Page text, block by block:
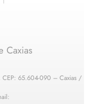
Caxias
CEP: 65.604-090 – Caxias /